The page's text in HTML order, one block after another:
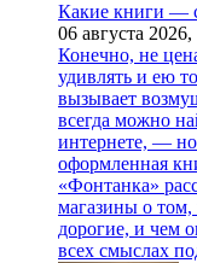
Какие книги —
06 августа 2026,
Конечно, не
удивлять и ею
вызывает
всегда можно
интернете, — но
оформленная
«Фонтанка»
магазины о
дорогие, и чем
всех смыслах